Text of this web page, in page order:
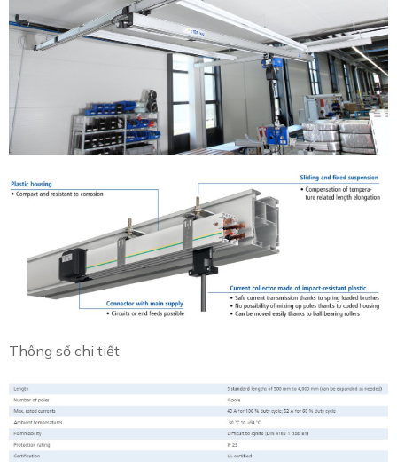
Thông số chi tiết